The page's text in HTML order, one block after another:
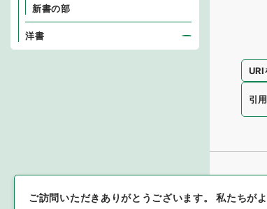
URI
引
新書の部
洋書
ご訪問いただきありがとうございます。私たちが